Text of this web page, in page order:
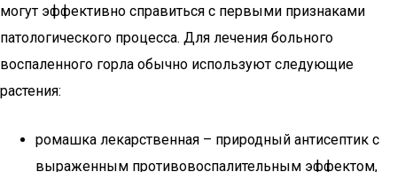
могут эффективно справиться с первыми признаками
патологического процесса. Для лечения больного
воспаленного горла обычно используют следующие
растения:
ромашка лекарственная – природный антисептик с
выраженным противовоспалительным эффектом,